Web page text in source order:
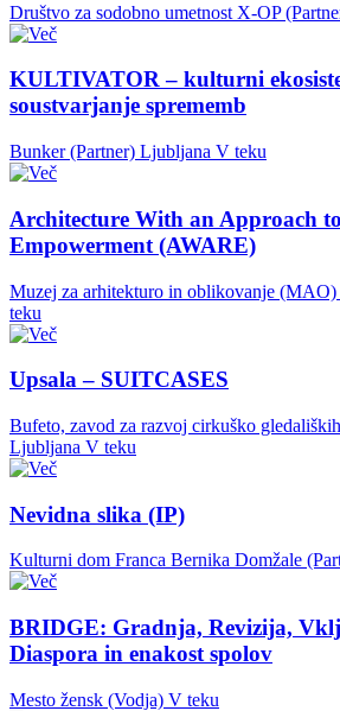
Društvo za sodobno umetnost X-OP
KULTIVATOR – kulturni
soustvarjanje sprememb
Bunker (Partner) Ljubljana V teku
Architecture With an Approach
Empowerment (AWARE)
Muzej za arhitekturo in oblikovanje (MAO)
teku
Upsala – SUITCASES
Bufeto, zavod za razvoj cirkuško
Ljubljana V teku
Nevidna slika (IP)
Kulturni dom Franca Bernika Domžale
BRIDGE: Gradnja, Revizija,
Diaspora in enakost spolov
Mesto žensk (Vodja) V teku